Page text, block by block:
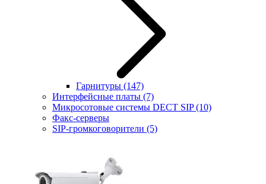
Гарнитуры (147)
Интерфейсные платы (7)
Микросотовые системы DECT SIP(10)
Факс-серверы
SIP-громкоговорители (5)